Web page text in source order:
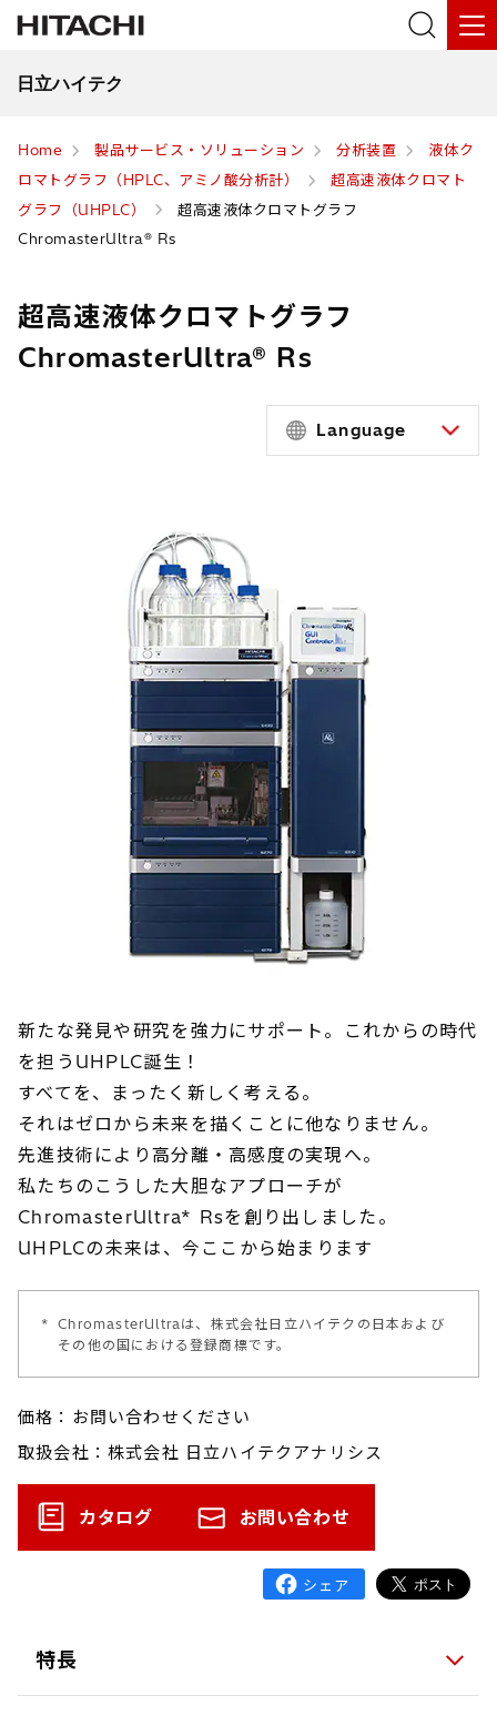
日立ハイテク
Home 製品サービス・ソリューション 分析装置
液体ク
ロマトグラフ（HPLC、アミノ酸分析計）
超高速液体クロマト
グラフ（UHPLC）
超高速液体クロマトグラフ
ChromasterUltra® Rs
超高速液体クロマトグラフ
ChromasterUltra® Rs
Language
新たな発見や研究を強力にサポート。これからの時代
を担うUHPLC誕生！
すべてを、まったく新しく考える。
それはゼロから未来を描くことに他なりません。
先進技術により高分離・高感度の実現へ。
私たちのこうした大胆なアプローチが
ChromasterUltra* Rsを創り出しました。
UHPLCの未来は、今ここから始まります
*
ChromasterUltraは、株式会社日立ハイテクの日本および
その他の国における登録商標です。
価格：お問い合わせください
取扱会社：株式会社 日立ハイテクアナリシス
カタログ お問い合わせ
特長